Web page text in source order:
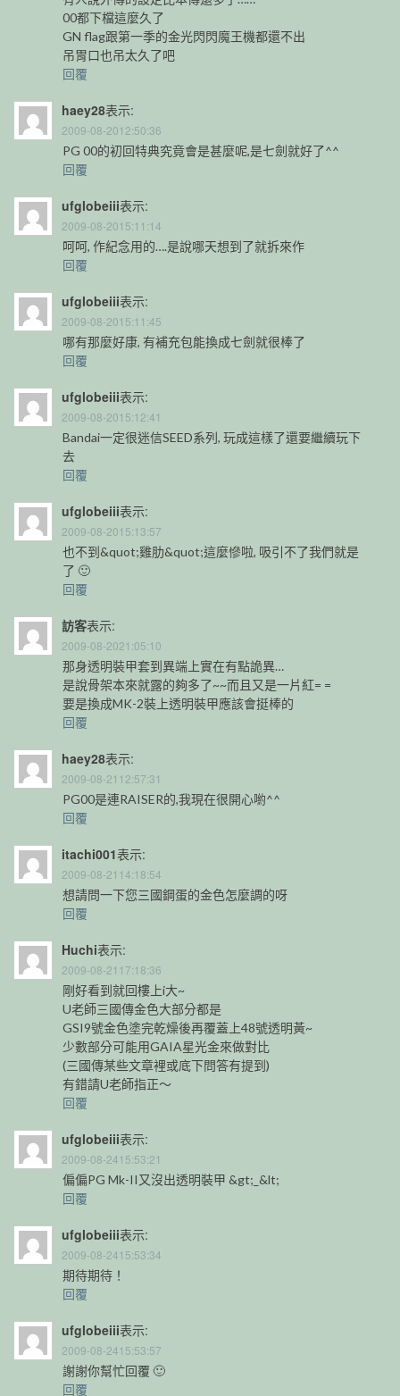
00都下檔這麼久了
GN flag跟第一季的金光閃閃魔王機都還不出
吊胃口也吊太久了吧
回覆
haey28表示:
2009-08-2012:50:36
PG 00的初回特典究竟會是甚麼呢,是七劍就好了^^
回覆
ufglobeiii表示:
2009-08-2015:11:14
呵呵, 作紀念用的….是說哪天想到了就拆來作
回覆
ufglobeiii表示:
2009-08-2015:11:45
哪有那麼好康, 有補充包能換成七劍就很棒了
回覆
ufglobeiii表示:
2009-08-2015:12:41
Bandai一定很迷信SEED系列, 玩成這樣了還要繼續玩下
去
回覆
ufglobeiii表示:
2009-08-2015:13:57
也不到&quot;雞肋&quot;這麼慘啦, 吸引不了我們就是
了 🙂
回覆
訪客表示:
2009-08-2021:05:10
那身透明裝甲套到異端上實在有點詭異…
是說骨架本來就露的夠多了~~而且又是一片紅= =
要是換成MK-2裝上透明裝甲應該會挺棒的
回覆
haey28表示:
2009-08-2112:57:31
PG00是連RAISER的,我現在很開心喲^^
回覆
itachi001表示:
2009-08-2114:18:54
想請問一下您三國鋼蛋的金色怎麼調的呀
回覆
Huchi表示:
2009-08-2117:18:36
剛好看到就回樓上i大~
U老師三國傳金色大部分都是
GSI9號金色塗完乾燥後再覆蓋上48號透明黃~
少數部分可能用GAIA星光金來做對比
(三國傳某些文章裡或底下問答有提到)
有錯請U老師指正～
回覆
ufglobeiii表示:
2009-08-2415:53:21
偏偏PG Mk-II又沒出透明裝甲 &gt;_&lt;
回覆
ufglobeiii表示:
2009-08-2415:53:34
期待期待！
回覆
ufglobeiii表示:
2009-08-2415:53:57
謝謝你幫忙回覆 🙂
回覆